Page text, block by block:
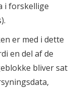
i forskellige
er med i dette
en del af de
bliver sat